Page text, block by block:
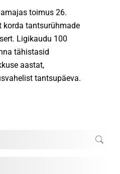
toimus 26.
korda tantsurühmade
Ligikaudu 100
tähistasid
aastat,
tantsupäeva.